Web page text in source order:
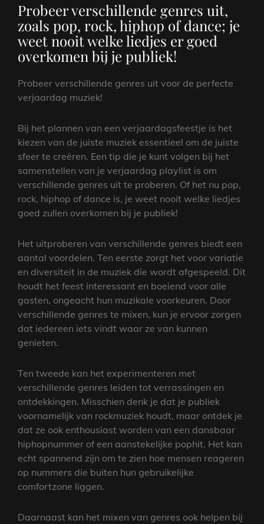
Probeer verschillende genres uit,
zoals pop, rock, hiphop of dance; je
weet nooit welke liedjes er goed
overkomen bij je publiek!
Probeer verschillende genres uit voor de perfecte
verjaardag muziek!
Bij het plannen van een verjaardagsfeestje is het
kiezen van de juiste muziek essentieel om de juiste
sfeer te creëren. Een tip die je kunt volgen bij het
samenstellen van je verjaardag playlist is om
verschillende genres uit te proberen. Of het nu pop,
rock, hiphop of dance is, je weet nooit welke liedjes
goed zullen overkomen bij je publiek!
Het uitproberen van verschillende genres biedt een
aantal voordelen. Ten eerste zorgt het voor variatie
en diversiteit in de muziek die wordt afgespeeld. Dit
houdt het feest interessant en boeiend voor alle
gasten, ongeacht hun muzikale voorkeuren. Door
verschillende genres te mixen, kun je ervoor zorgen
dat iedereen iets vindt waar ze van kunnen
genieten.
Ten tweede kan het experimenteren met
verschillende genres leiden tot verrassingen en
ontdekkingen. Misschien denk je dat je publiek
voornamelijk van rockmuziek houdt, maar ontdek je
dat ze ook enthousiast worden van een dansbaar
hiphopnummer of een aanstekelijke pophit. Het kan
echt spannend zijn om te zien hoe mensen reageren
op nummers die buiten hun gebruikelijke
comfortzone liggen.
Daarnaast kan het mixen van genres ook helpen bij